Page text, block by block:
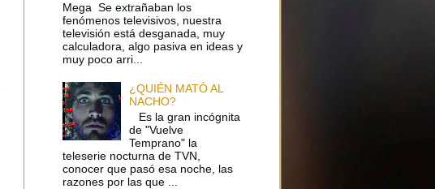
Mega Se extrañaban los
fenómenos televisivos, nuestra
televisión está desganada, muy
calculadora, algo pasiva en ideas y
muy poco arri...
¿QUIÉN MATÓ AL
NACHO?
Es la gran incógnita
de "Vuelve
Temprano" la
teleserie nocturna de TVN,
conocer que pasó esa noche, las
razones por las que ...